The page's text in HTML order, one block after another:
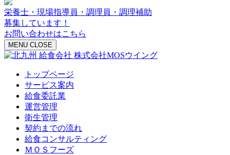
栄養士・現場指導員・調理員・調理補助
募集しています！
お問い合わせはこちら
MENU CLOSE
トップページ
サービス案内
給食委託業
運営管理
衛生管理
契約までの流れ
給食コンサルティング
ＭＯＳフーズ